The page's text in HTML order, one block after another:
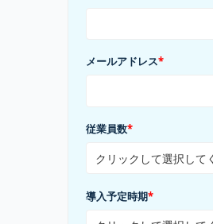
メールアドレス*
従業員数*
導入予定時期*